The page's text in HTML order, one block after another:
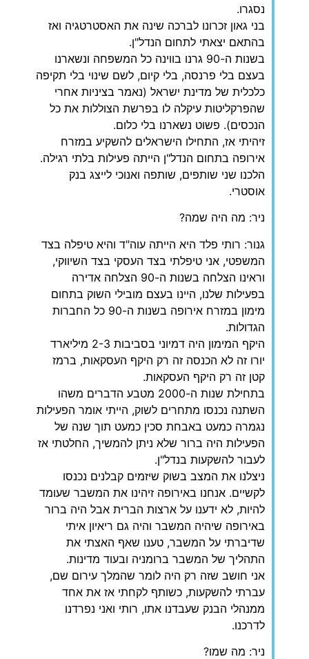
נסגרו.
בני גאון זכרונו לברכה שינה את האסטרטגיה ואז
בהתאם יצאתי לתחום הנדל"ן.
בשנות ה-90 גרנו בווינה כל המשפחה ונשארנו
בעצם בלי פרנסה, בלי קיום, לשם שינוי בלי תקיפה
כלכלית של מדינת ישראל (נאמר בציניות אחרי
שהפרקליטות עיקלה לו בפרשת הצוללות את כל
הנכסים). פשוט נשארנו בלי כלום.
זיהיתי אז, התחילו הישראלים להשקיע במזרח
אירופה בתחום הנדל"ן הייתה פעילות בלתי רגילה.
הלכנו שני שותפים, שותפה ואנוכי לייצג בנק
אוסטרי.
ניר: מה היה שמה?
גנור: רותי פלד היא הייתה עוה"ד והיא טיפלה בצד
המשפטי, אני טיפלתי בצד העסקי בצד השיווקי,
וראינו הצלחה בשנות ה-90 הצלחה אדירה
בפעילות שלנו, היינו בעצם מובילי השוק בתחום
מימון במזרח אירופה בשנות ה-90 כל החברות
הגדולות.
היקף המימון היה דמיוני בסביבות 2-3 מיליארד
יורו זה לא הכנסה זה רק היקף העסקאות, ברמז
קטן זה רק היקף העסקאות.
בתחילת שנות ה-2000 מטבע הדברים משהו
השתנה נכנסו מתחרים לשוק, הייתי אומר הפעילות
נגמרה כמעט באבחת סכין כמעט תוך שנה של
הפעילות היה ברור שלא ניתן להמשיך, החלטתי אז
לעבור להשקעות בנדל"ן.
ניצלנו את המצב בשוק שיזמים קבלנים נכנסו
לקשיים. אנחנו באירופה זיהינו את המשבר שעומד
להיות, לא ידענו על ארצות הברית אבל היה ברור
באירופה שיהיה המשבר והיה גם ריאיון איתי
שדיברתי על המשבר, טענו שאף האצתי את
התהליך של המשבר ברומניה ובעוד מדינות.
אני חושב שזה רק היה לומר שהמלך עירום שם,
עברתי להשקעות, כשותף לקחתי אז את אחד
ממנהלי הבנק שעבדנו אתו, רותי ואני נפרדנו
לדרכנו.
ניר: מה שמו?